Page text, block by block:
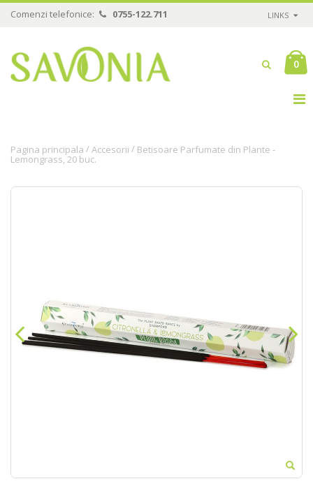
Comenzi telefonice: 0755-122.711 LINKS
0
Pagina principala /Accesorii / Betisoare Parfumate din Plante -
Lemongrass, 20 buc.